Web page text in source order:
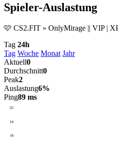
Spieler-Auslastung
🩷 CS2.FIT » OnlyMirage || VIP |
Tag 24h
Tag Woche Monat Jahr
Aktuell0
Durchschnitt0
Peak2
Auslastung6%
Ping89 ms
32
24
16